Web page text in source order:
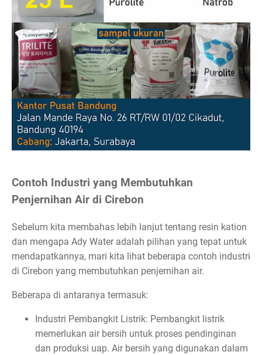
Contoh Industri yang Membutuhkan
Penjernihan Air di Cirebon
Sebelum kita membahas lebih lanjut tentang resin kation
dan mengapa Ady Water adalah pilihan yang tepat untuk
mendapatkannya, mari kita lihat beberapa contoh industri
di Cirebon yang membutuhkan penjernihan air.
Beberapa di antaranya termasuk:
Industri Pembangkit Listrik: Pembangkit listrik
memerlukan air bersih untuk proses pendinginan
dan produksi uap. Air bersih yang digunakan dalam